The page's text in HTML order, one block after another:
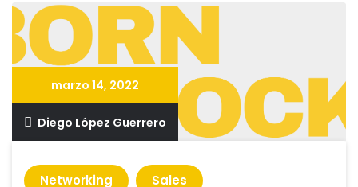
marzo 14, 2022
Diego López Guerrero
Networking Sales